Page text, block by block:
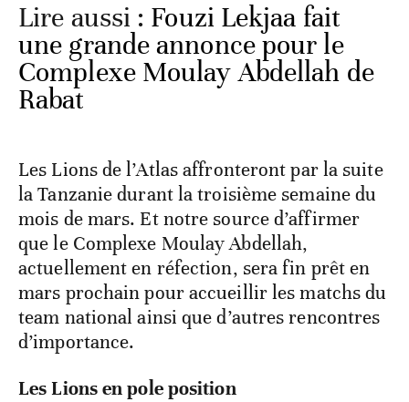
Lire aussi : Fouzi Lekjaa fait
une grande annonce pour le
Complexe Moulay Abdellah de
Rabat
Les Lions de l’Atlas affronteront par la suite
la Tanzanie durant la troisième semaine du
mois de mars. Et notre source d’affirmer
que le Complexe Moulay Abdellah,
actuellement en réfection, sera fin prêt en
mars prochain pour accueillir les matchs du
team national ainsi que d’autres rencontres
d’importance.
Les Lions en pole position